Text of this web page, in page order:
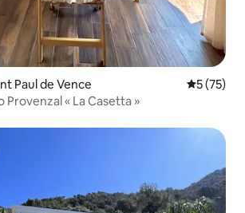
Paul de Vence
5 (75)
Provenzal « La Casetta »